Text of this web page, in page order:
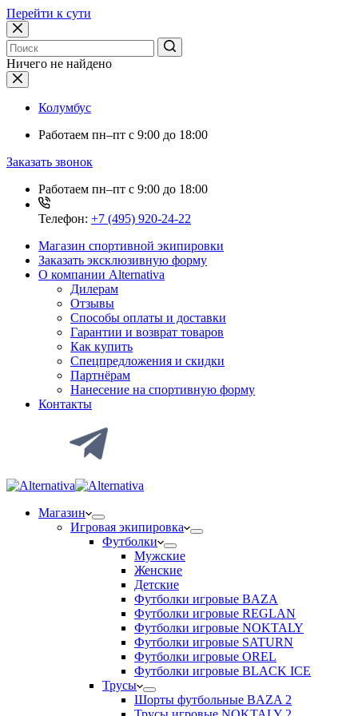
Перейти к сути
Ничего не найдено
Колумбус
Работаем пн–пт с 9:00 до 18:00
Заказать звонок
Работаем пн–пт с 9:00 до 18:00
Телефон: +7 (495) 920-24-22
Магазин спортивной экипировки
Заказать эксклюзивную форму
О компании Alternativa
Дилерам
Отзывы
Способы оплаты и доставки
Гарантии и возврат товаров
Как купить
Спецпредложения и скидки
Партнёрам
Нанесение на спортивную форму
Контакты
Магазин
Игровая экипировка
Футболки
Мужские
Женские
Детские
Футболки игровые BAZA
Футболки игровые REGLAN
Футболки игровые NOKTALY
Футболки игровые SATURN
Футболки игровые OREL
Футболки игровые BLACK ICE
Трусы
Шорты футбольные BAZA 2